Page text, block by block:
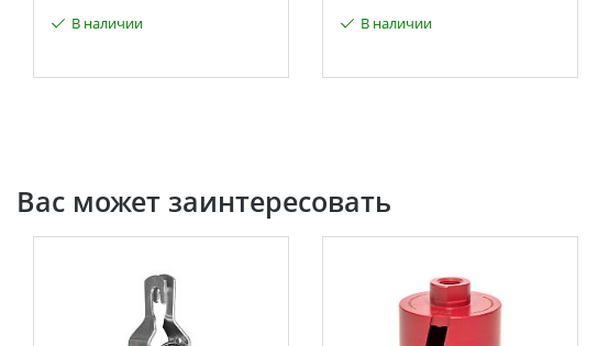
В наличии
В наличии
Вас может заинтересовать